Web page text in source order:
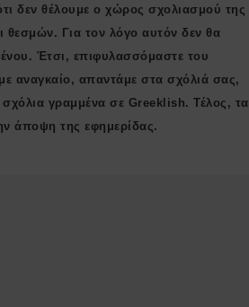
δεν θέλουμε ο χώρος σχολιασμού της
θεσμών. Για τον λόγο αυτόν δεν θα
Έτσι, επιφυλασσόμαστε του
αναγκαίο, απαντάμε στα σχόλιά σας,
σχόλια γραμμένα σε Greeklish. Τέλος, τα
άποψη της εφημερίδας.